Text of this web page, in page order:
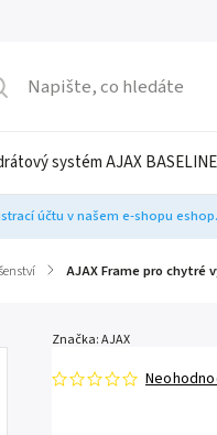
systém AJAX BASELINE
účtu v našem e-shopu
/ AJAX Frame pro chytré
Značka:AJAX